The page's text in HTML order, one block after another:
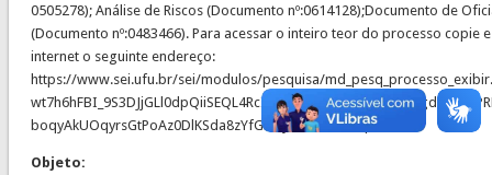
0505278); Análise de Riscos (Documento nº:0614128);Documento de
(Documento nº:0483466). Para acessar o inteiro teor do processo copie
internet o seguinte endereço:
https://www.sei.ufu.br/sei/modulos/pesquisa/
boqyAkUOqyrsGtPoAz0DlKSda8zYfGwey2iFekBkSTzq4k
Objeto: